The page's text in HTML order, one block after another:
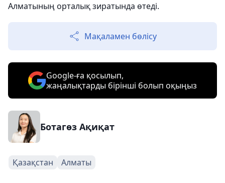
Алматының орталық зиратында өтеді.
Мақаламен бөлісу
Google-ға қосылып,
жаңалықтарды бірінші болып оқыңыз
Ботагөз Ақиқат
Қазақстан Алматы